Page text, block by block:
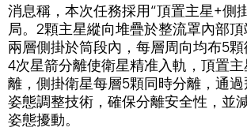
消息稱，本次任務採用“頂置主星+側
局。2顆主星縱向堆疊於整流罩內部
兩層側掛於筒段內，每層周向均布5
4次星箭分離使衛星精准入軌，頂置
離，側掛衛星每層5顆同時分離，通
姿態調整技術，確保分離安全性，並
姿態擾動。